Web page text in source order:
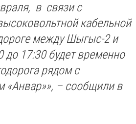
в связи с
кабельной
между Шыгыс-2 и
17:30 будет временно
рядом с
«Анвар»», – сообщили в